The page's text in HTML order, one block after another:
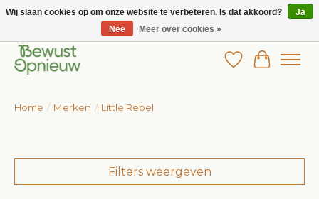
Wij bieden het grootste aanbod in betaalbare kinderkleding!
Verlanglijst
Home / Merken / Little Rebel
Filters weergeven
Wij slaan cookies op om onze website te verbeteren. Is dat akkoord?
Ja
Nee
Meer over cookies »